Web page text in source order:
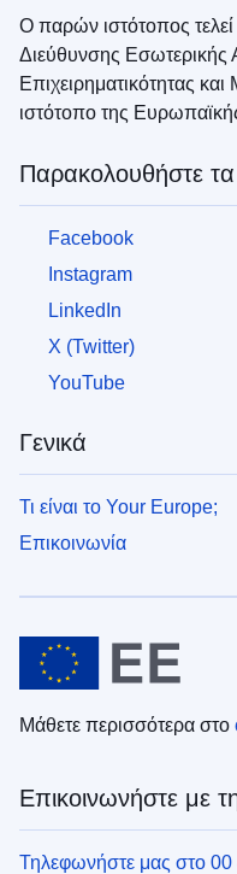
Ο παρών ιστότοπος τελεί
Διεύθυνσης Εσωτερικής
Επιχειρηματικότητας
ιστότοπο της
Παρακολουθήστε
Facebook
Instagram
LinkedIn
X (Twitter)
YouTube
Γενικά
Τι είναι το Your Europe;
Επικοινωνία
Μάθετε περισσότερα στο
Επικοινωνήστε με
Τηλεφωνήστε μας στο